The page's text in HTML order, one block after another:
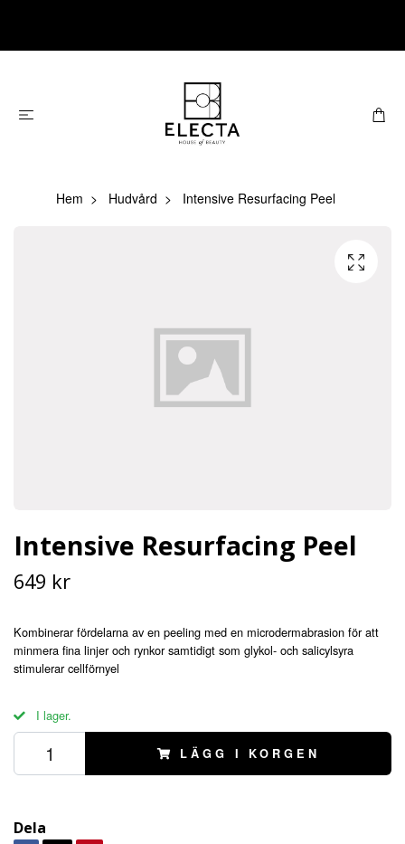
Hem Hudvård Intensive Resurfacing Peel
Intensive Resurfacing Peel
649 kr
Kombinerar fördelarna av en peeling med en microdermabrasion för att
minmera fina linjer och rynkor samtidigt som glykol- och salicylsyra
stimulerar cellförnyel
I lager.
LÄGG I KORGEN
Dela